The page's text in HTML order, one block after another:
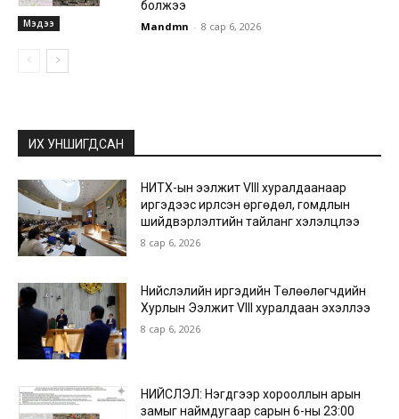
Мэдээ
болжээ
Mandmn - 8 сар 6, 2026
ИХ УНШИГДСАН
НИТХ-ын ээлжит VIII хуралдаанаар
иргэдээс ирүүлсэн өргөдөл, гомдлын
шийдвэрлэлтийн тайланг хэлэлцлээ
8 сар 6, 2026
Нийслэлийн иргэдийн Төлөөлөгчдийн
Хурлын Ээлжит VIII хуралдаан эхэллээ
8 сар 6, 2026
НИЙСЛЭЛ: Нэгдүгээр хорооллын арын
замыг наймдугаар сарын 6-ны 23:00